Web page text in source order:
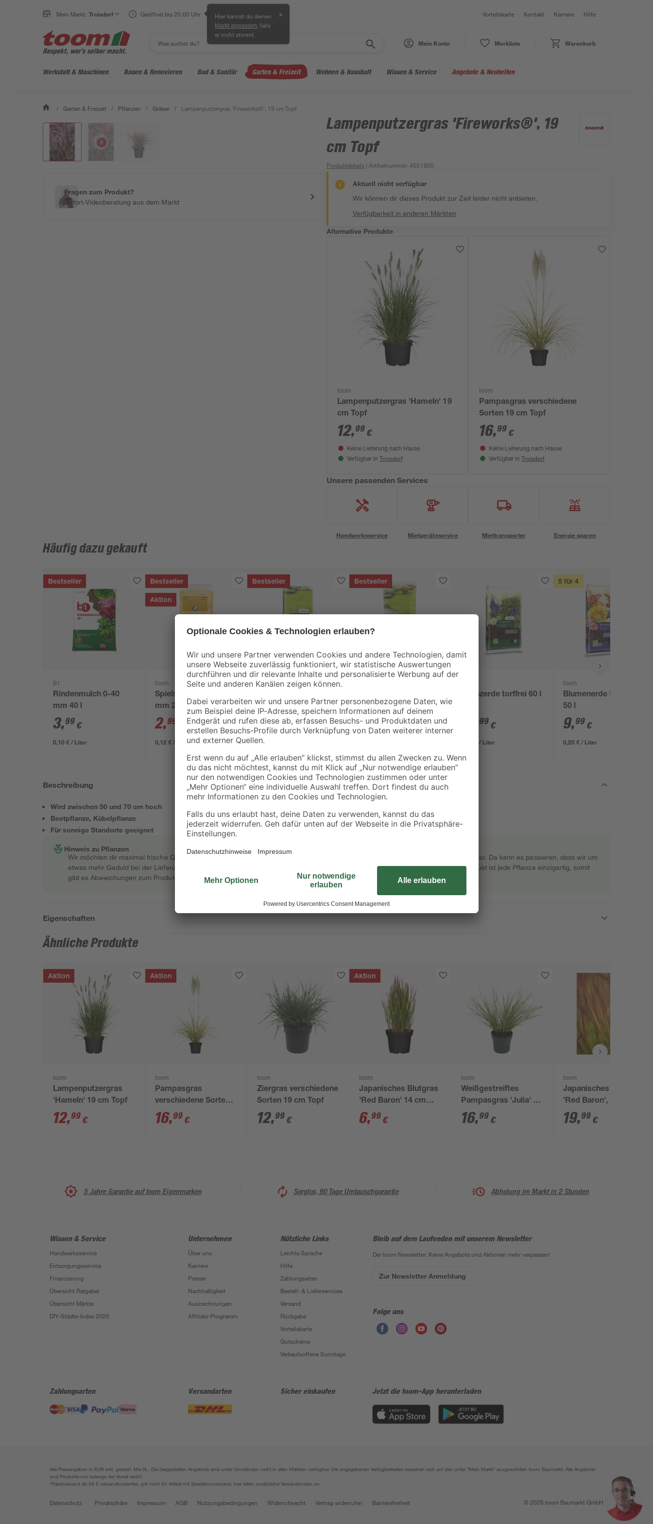
Mein Markt: Troisdorf Geöffnet bis 20:00 Uhr Hier kannst du deinen
Markt anpassen , falls
er nicht stimmt.
✕ Vorteilskarte Kontakt Karriere Hilfe
Mein Konto Merkliste Warenkorb
Werkstatt & Maschinen Bauen & Renovieren Bad & Sanitär Garten & Freizeit Wohnen & Haushalt Wissen & Service Angebote & Neuheiten
/ Garten & Freizeit / Pflanzen / Gräser / Lampenputzergras 'Fireworks®', 19 cm Topf
Fragen zum Produkt?
Sofort-Videoberatung aus dem Markt
Lampenputzergras 'Fireworks®', 19
cm Topf
Produktdetails | Artikelnummer:4551850
Aktuell nicht verfügbar
Wir können dir dieses Produkt zur Zeit leider nicht anbieten.
Verfügbarkeit in anderen Märkten
Alternative Produkte
toom
Lampenputzergras 'Hameln' 19
cm Topf
12,99 €
Keine Lieferung nach Hause
Verfügbar in Troisdorf
toom
Pampasgras verschiedene
Sorten 19 cm Topf
16,99 €
Keine Lieferung nach Hause
Verfügbar in Troisdorf
Unsere passenden Services
Handwerksservice Mietgeräteservice Miettransporter Energie sparen
Häufig dazu gekauft
Bestseller
B1
Rindenmulch 0-40
mm 40 l
3,99 €
0,10 € / Liter
Bestseller
Aktion
toom
Spielsand beige 0-2
mm 25 kg
2,99 3,29 €
0,12 € / Kilogramm
Bestseller
toom
10,99€
0,27 € / Liter
Bestseller
Auflockernde' 25 kg
14,99 €
Pflanzerde torffrei 60 l
99 €
0,22 € / Liter
5 für 4
toom
Blumenerde torffrei
50 l
9,99 €
0,20 € / Liter
Beschreibung
Wird zwischen 50 und 70 cm hoch
Beetpflanze, Kübelpflanze
Für sonnige Standorte geeignet
Hinweis zu Pflanzen
Wir möchten dir maximal frische Qualität garantieren. Deswegen ordern wir deine Pflanze erst nach der Bestellung direkt beim Gärtner. Da kann es passieren, dass wir um
etwas mehr Geduld bei der Lieferung bitten müssen. So kannst du dich über eine frische und gesunde Pflanze freuen! Als Naturprodukt ist jede Pflanze einzigartig, somit
gibt es Abweichungen zum Produktfoto.
Eigenschaften
Ähnliche Produkte
Aktion
toom
Lampenputzergras
'Hameln' 19 cm Topf
12,99 €
Aktion
toom
Pampasgras
verschiedene Sorten
19 cm Topf
16,99 €
toom
Ziergras verschiedene
Sorten 19 cm Topf
12,99 €
Aktion
toom
Japanisches Blutgras
'Red Baron' 14 cm
Topf
6,99 €
toom
Weißgestreiftes
Pampasgras 'Julia' 19
cm Topf
16,99 €
toom
Japanisches Blutgras
'Red Baron', 23 cm
Topf
19,99 €
5 Jahre Garantie auf toom Eigenmarken Sorglos, 90 Tage Umtauschgarantie Abholung im Markt in 2 Stunden
Wissen & Service
Handwerksservice
Entsorgungsservice
Finanzierung
Übersicht Ratgeber
Übersicht Märkte
DIY-Städte-Index 2026
Unternehmen
Über uns
Karriere
Presse
Nachhaltigkeit
Auszeichnungen
Affiliate-Programm
Nützliche Links
Leichte Sprache
Hilfe
Zahlungsarten
Bestell- & Lieferservices
Versand
Rückgabe
Vorteilskarte
Gutscheine
Verkaufsoffene Sonntage
Bleib auf dem Laufenden mit unserem Newsletter
Der toom Newsletter: Keine Angebote und Aktionen mehr verpassen!
Zur Newsletter Anmeldung
Folge uns
Zahlungsarten Versandarten Sicher einkaufen Jetzt die toom-App herunterladen
Alle Preisangaben in EUR inkl. gesetzl. MwSt.. Die dargestellten Angebote sind unter Umständen nicht in allen Märkten verfügbar. Die angegebenen Verfügbarkeiten beziehen sich auf den unter "Mein Markt" ausgewählten toom Baumarkt. Alle Angebote
und Produkte nur solange der Vorrat reicht.
*Paketversand ab 59 € versandkostenfrei, gilt nicht für Artikel mit Speditionsversand, hier fallen zusätzliche Versandkosten an.
Datenschutz Privatsphäre Impressum AGB Nutzungsbedingungen Widerrufsrecht Vertrag widerrufen Barrierefreiheit © 2026 toom Baumarkt GmbH